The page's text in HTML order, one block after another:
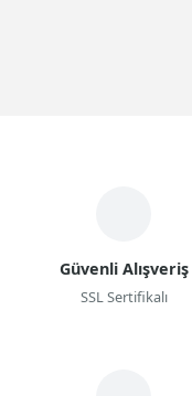
Güvenli Alışveriş
SSL Sertifikalı